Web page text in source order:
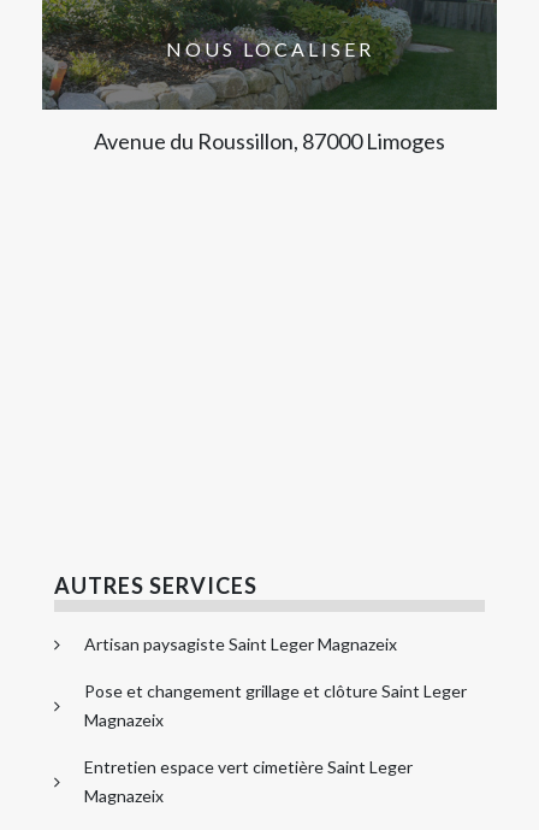
NOUS LOCALISER
Avenue du Roussillon, 87000 Limoges
AUTRES SERVICES
Artisan paysagiste Saint Leger Magnazeix
Pose et changement grillage et clôture Saint Leger
Magnazeix
Entretien espace vert cimetière Saint Leger
Magnazeix